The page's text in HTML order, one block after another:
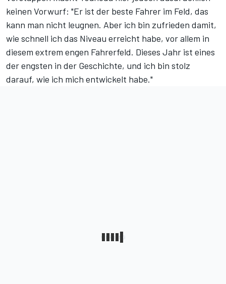
keinen Vorwurf: "Er ist der beste Fahrer im Feld, das
kann man nicht leugnen. Aber ich bin zufrieden damit,
wie schnell ich das Niveau erreicht habe, vor allem in
diesem extrem engen Fahrerfeld. Dieses Jahr ist eines
der engsten in der Geschichte, und ich bin stolz
darauf, wie ich mich entwickelt habe."